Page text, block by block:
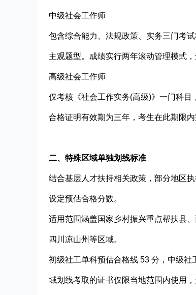
中级社会工作师
包含综合能力、法规政策、实务三门考
主观题型。成绩实行两年滚动管理模式
高级社会工作师
仅考核《社会工作实务(高级)》一门科目
合格证明有效期为三年，考生在此期限
二、特殊区域单独划线标准
结合基层人才扶持相关政策，部分地区
设定预估合格分数。
适用范围涵盖国家乡村振兴重点帮扶县
四川凉山州等区域。
初级社工单科预估合格线 53 分，中级
域划线考取的证书仅限当地范围内使用，